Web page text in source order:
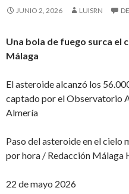
JUNIO 2, 2026 LUISRN
Una bola de fuego surca el
Málaga
El asteroide alcanzó los
captado por el Observatorio
Almería
Paso del asteroide en el cielo
por hora / Redacción Málaga
22 de mayo 2026